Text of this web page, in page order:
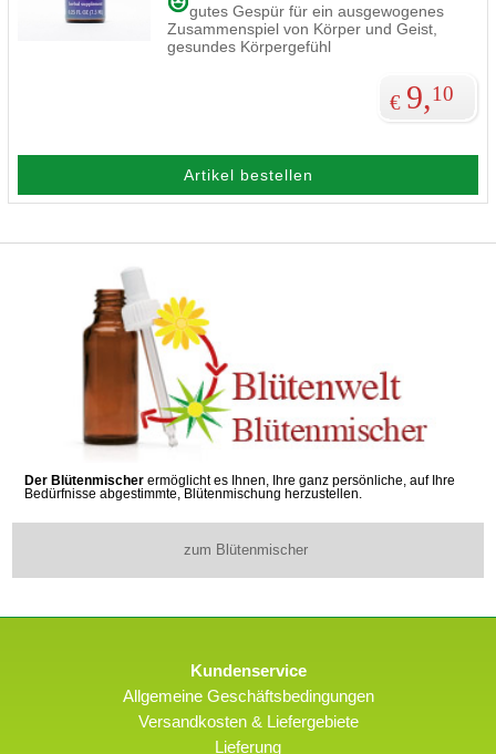
gutes Gespür für ein ausgewogenes
Zusammenspiel von Körper und Geist,
gesundes Körpergefühl
€ 9,10
Artikel bestellen
Der Blütenmischer ermöglicht es Ihnen, Ihre ganz persönliche, auf Ihre
Bedürfnisse abgestimmte, Blütenmischung herzustellen.
zum Blütenmischer
Kundenservice
Allgemeine Geschäftsbedingungen
Versandkosten & Liefergebiete
Lieferung